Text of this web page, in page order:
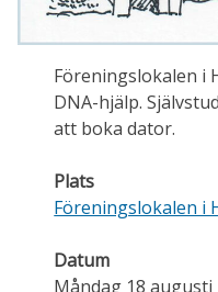
Föreningslokalen i
DNA-hjälp.
att boka dator.
Plats
Föreningslokalen i
Datum
Måndag 18 augusti